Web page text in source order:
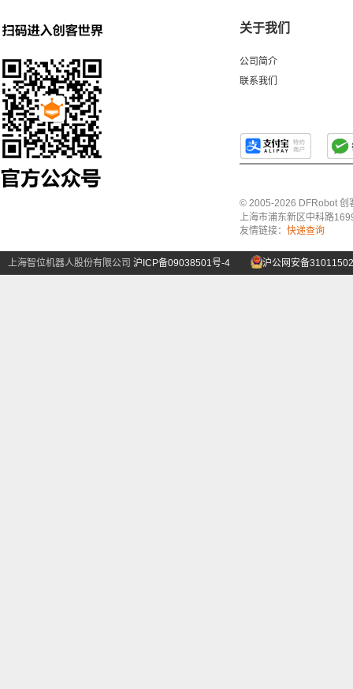
关于我们
公司简介
联系我们
© 2005-2026 DFRobot 创
上海市浦东新区中科路
友情链接： 快递查询
上海智位机器人股份有限公司 沪ICP备09038501号-4 沪公网安备